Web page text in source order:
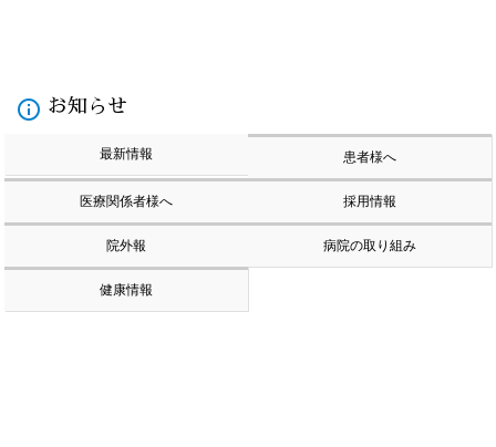
info_outline お知らせ
最新情報 患者様へ
医療関係者様へ 採用情報
院外報 病院の取り組み
健康情報